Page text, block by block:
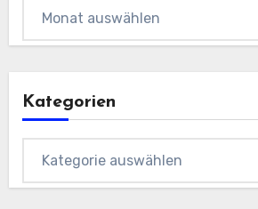
Kategorien